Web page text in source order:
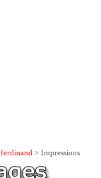
ferdinand > Impressions